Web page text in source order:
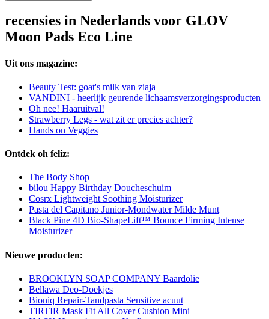
recensies in Nederlands voor GLOV
Moon Pads Eco Line
Uit ons magazine:
Beauty Test: goat's milk van ziaja
VANDINI - heerlijk geurende lichaamsverzorgingsproducten
Oh nee! Haaruitval!
Strawberry Legs - wat zit er precies achter?
Hands on Veggies
Ontdek oh feliz:
The Body Shop
bilou Happy Birthday Doucheschuim
Cosrx Lightweight Soothing Moisturizer
Pasta del Capitano Junior-Mondwater Milde Munt
Black Pine 4D Bio-ShapeLift™ Bounce Firming Intense
Moisturizer
Nieuwe producten:
BROOKLYN SOAP COMPANY Baardolie
Bellawa Deo-Doekjes
Bioniq Repair-Tandpasta Sensitive acuut
TIRTIR Mask Fit All Cover Cushion Mini